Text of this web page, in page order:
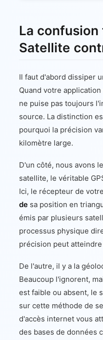
La
Satellite
Il faut d'abord dissiper
Quand votre
ne puise pas toujours
source. La distinction
pourquoi la précision
kilomètre large.
D'un côté, nous avons
satellite, le véritable
Ici, le récepteur de
de sa position en
émis par plusieurs
processus physique
précision peut
De l'autre, il y a la
Beaucoup l'ignorent,
est faible ou absent, le
sur cette méthode de
d'accès internet vous
des bases de données